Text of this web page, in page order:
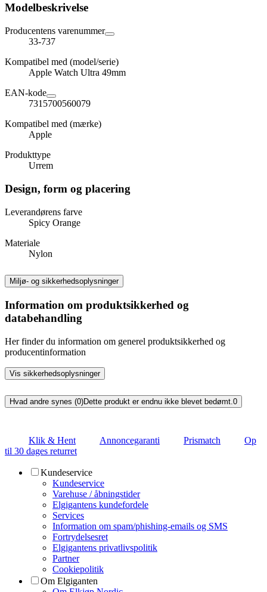
Modelbeskrivelse
Producentens varenummer
33-737
Kompatibel med (model/serie)
Apple Watch Ultra 49mm
EAN-kode
7315700560079
Kompatibel med (mærke)
Apple
Produkttype
Urrem
Design, form og placering
Leverandørens farve
Spicy Orange
Materiale
Nylon
Miljø- og sikkerhedsoplysninger
Information om produktsikkerhed og
databehandling
Her finder du information om generel produktsikkerhed og
producentinformation
Vis sikkerhedsoplysninger
Hvad andre synes (0)Dette produkt er endnu ikke blevet bedømt.0
Klik & Hent Annoncegaranti Prismatch
Op
til 30 dages returret
Kundeservice
Kundeservice
Varehuse / åbningstider
Elgigantens kundefordele
Services
Information om spam/phishing-emails og SMS
Fortrydelsesret
Elgigantens privatlivspolitik
Partner
Cookiepolitik
Om Elgiganten